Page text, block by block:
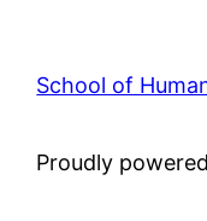
School of
Proudly